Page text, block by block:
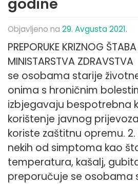
Objavljeno na 29. Avgusta 2021.
PREPORUKE KRIZNOG
MINISTARSTVA
se osobama starije
onima s hroničnim
izbjegavaju bespotrebna
korištenje javnog
koriste zaštitnu opremu.
nekih od simptoma kao
temperatura, kašalj,
preporučuje se osobama